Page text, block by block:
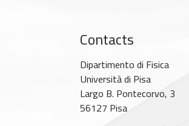
Contacts
Dipartimento di Fisica
Università di Pisa
Largo B. Pontecorvo, 3
56127 Pisa